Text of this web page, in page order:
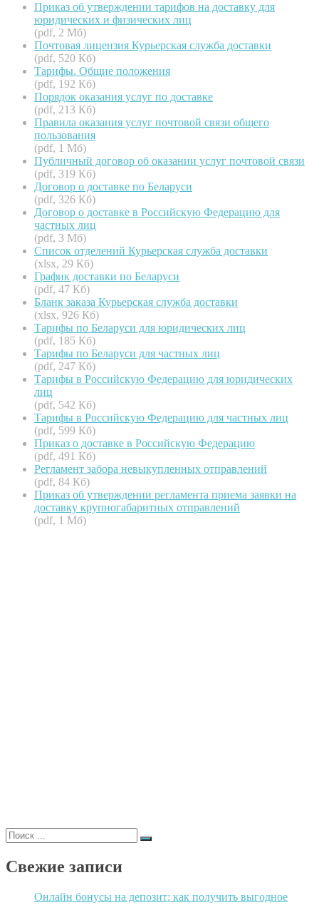
Приказ об утверждении тарифов на доставку для
юридических и физических лиц
(pdf, 2 Мб)
Почтовая лицензия Курьерская служба доставки
(pdf, 520 Кб)
Тарифы. Общие положения
(pdf, 192 Кб)
Порядок оказания услуг по доставке
(pdf, 213 Кб)
Правила оказания услуг почтовой связи общего
пользования
(pdf, 1 Мб)
Публичный договор об оказании услуг почтовой связи
(pdf, 319 Кб)
Договор о доставке по Беларуси
(pdf, 326 Кб)
Договор о доставке в Российскую Федерацию для
частных лиц
(pdf, 3 Мб)
Список отделений Курьерская служба доставки
(xlsx, 29 Кб)
График доставки по Беларуси
(pdf, 47 Кб)
Бланк заказа Курьерская служба доставки
(xlsx, 926 Кб)
Тарифы по Беларуси для юридических лиц
(pdf, 185 Кб)
Тарифы по Беларуси для частных лиц
(pdf, 247 Кб)
Тарифы в Российскую Федерацию для юридических
лиц
(pdf, 542 Кб)
Тарифы в Российскую Федерацию для частных лиц
(pdf, 599 Кб)
Приказ о доставке в Российскую Федерацию
(pdf, 491 Кб)
Регламент забора невыкупленных отправлений
(pdf, 84 Кб)
Приказ об утверждении регламента приема заявки на
доставку крупногабаритных отправлений
(pdf, 1 Мб)
Поиск
для:
Свежие записи
Онлайн бонусы на депозит: как получить выгодное